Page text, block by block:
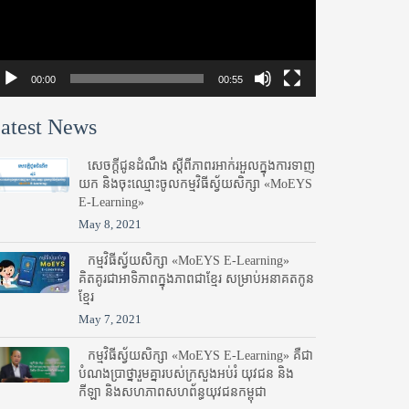
00:00 00:55
News
សេចក្តីជូនដំណឹង ស្តី​ពីភាព​រអាក់រអួល​ក្នុងការ​ទាញ​
យក និង​ចុះ​ឈ្មោះ​ចូល​កម្មវិធី​ស្វ័យសិក្សា «MoEYS
E-Learning»
May 8, 2021
កម្មវិធីស្វ័យសិក្សា «MoEYS E-Learning»
គិតគូរជាអាទិភាពក្នុងភាពជាខ្មែរ សម្រាប់អនាគតកូន
ខ្មែរ
May 7, 2021
កម្មវិធីស្វ័យសិក្សា «MoEYS E-Learning» គឺជា
បំណងប្រាថ្នារួមគ្នារបស់ក្រសួងអប់រំ​ យុវជន និង
កីឡា និងសហភាពសហព័ន្ធយុវជនកម្ពុជា